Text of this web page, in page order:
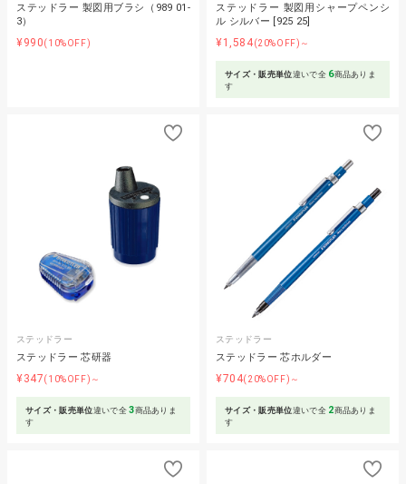
ステッドラー 製図用ブラシ（989 01-
3）
¥990(10%OFF)
ステッドラー 製図用シャープペンシ
ル シルバー [925 25]
¥1,584(20%OFF)～
サイズ・販売単位違いで全 6商品ありま
す
ステッドラー
ステッドラー 芯研器
¥347(10%OFF)～
サイズ・販売単位違いで全3商品ありま
す
ステッドラー
ステッドラー 芯ホルダー
¥704(20%OFF)～
サイズ・販売単位違いで全 2商品ありま
す